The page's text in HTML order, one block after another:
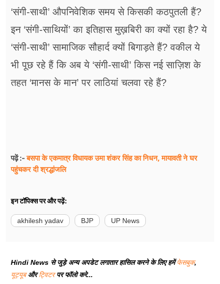
‘संगी-साथी’ औपनिवेशिक समय से किसकी कठपुतली हैं?
⁠इन ‘संगी-साथियों’ का इतिहास मुख़बिरी का क्यों रहा है? ⁠ये
‘संगी-साथी’ सामाजिक सौहार्द क्यों बिगाड़ते हैं? ⁠वकील ये
भी पूछ रहे हैं कि अब ये ‘संगी-साथी’ किस नई साज़िश के
तहत ‘मानस के मान’ पर लाठियां चलवा रहे हैं?
पढ़ें :-बसपा के एकमात्र विधायक उमा शंकर सिंह का निधन, मायावती ने घर
पहुंचकर दी श्रद्धांजलि
इन टॉपिक्स पर और पढ़ें:
akhilesh yadav BJP UP News
Hindi News से जुड़े अन्य अपडेट लगातार हासिल करने के लिए हमेंफेसबुक,
यूट्यूबऔरट्विटरपर फॉलो करे...